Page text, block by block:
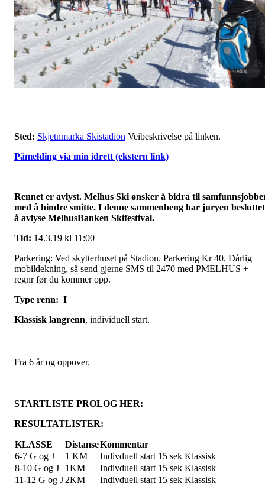
Sted: Skjetnmarka Skistadion Veibeskrivelse på linken.
Påmelding via min idrett (ekstern link)
Rennet er avlyst. Melhus Ski ønsker å bidra til
med å hindre smitte. I denne sammenheng har juryen besluttet
å avlyse MelhusBanken Skifestival.
Tid: 14.3.19 kl 11:00
Parkering: Ved skytterhuset på Stadion. Parkering Kr 40. Dårlig
mobildekning, så send gjerne SMS til 2470 med PMELHUS +
regnr før du kommer opp.
Type renn: I
Klassisk langrenn, individuell start.
Fra 6 år og oppover.
STARTLISTE PROLOG HER:
RESULTATLISTER:
KLASSE DistanseKommentar
6-7 G og J
1 KM
Indivduell start 15 sek Klassisk
8-10 G og J
1KM
Indivduell start 15 sek Klassisk
11-12 G og J 2KM
Indivduell start 15 sek Klassisk